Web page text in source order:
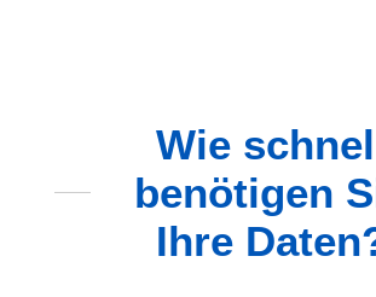
Wie
benötigen
Ihre